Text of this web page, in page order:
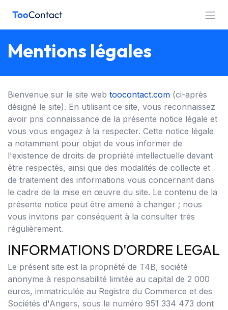
Mentions légales
Bienvenue sur le site web toocontact.com (ci-après
désigné le site). En utilisant ce site, vous reconnaissez
avoir pris connaissance de la présente notice légale et
vous vous engagez à la respecter. Cette notice légale
a notamment pour objet de vous informer de
l'existence de droits de propriété intellectuelle devant
être respectés, ainsi que des modalités de collecte et
de traitement des informations vous concernant dans
le cadre de la mise en œuvre du site. Le contenu de la
présente notice peut être amené à changer ; nous
vous invitons par conséquent à la consulter très
régulièrement.
INFORMATIONS D'ORDRE LEGAL
Le présent site est la propriété de T4B, société
anonyme à responsabilité limitée au capital de 2 000
euros, immatriculée au Registre du Commerce et des
Sociétés d'Angers, sous le numéro 951 334 473 dont